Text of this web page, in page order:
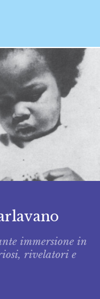
immersione in
rivelatori e